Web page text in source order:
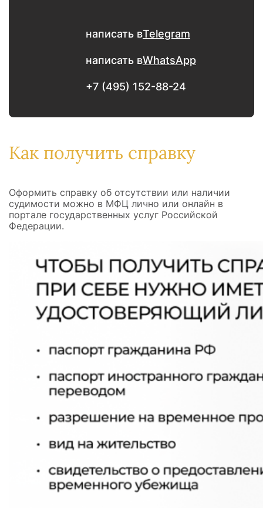
написать вTelegram
написать вWhatsApp
+7 (495) 152-88-24
Как получить справку
Оформить справку об отсутствии или наличии
судимости можно в МФЦ лично или онлайн в
портале государственных услуг Российской
Федерации.